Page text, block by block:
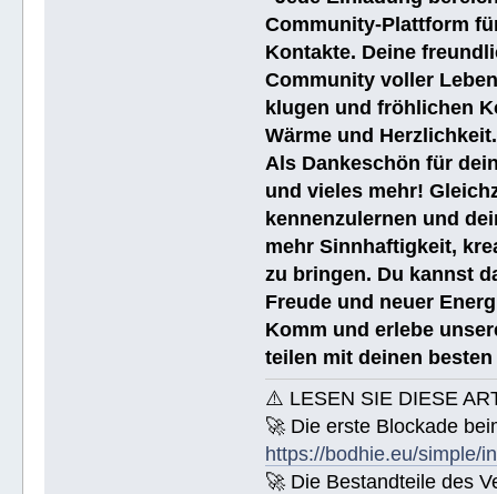
Community-Plattform
Kontakte. Deine
Community voller
klugen und fröhlichen
Wärme und
Als Dankeschön für
und vieles mehr!
kennenzulernen und
mehr Sinnhaftigkeit,
zu bringen. Du kannst
Freude und neuer
Komm und erlebe
teilen mit deinen
⚠️ LESEN SIE DIESE
🚀 Die erste Blockade
https://bodhie.eu/simple/
🚀 Die Bestandteile des